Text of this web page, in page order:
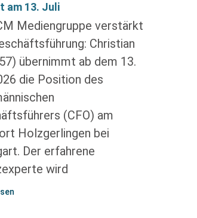
am 13. Juli
Mediengruppe verstärkt
Christian
übernimmt ab dem 13.
die Position des
(CFO) am
Holzgerlingen bei
Der erfahrene
wird